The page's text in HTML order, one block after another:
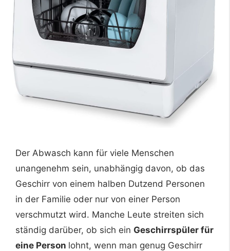
Der Abwasch kann für viele Menschen
unangenehm sein, unabhängig davon, ob das
Geschirr von einem halben Dutzend Personen
in der Familie oder nur von einer Person
verschmutzt wird. Manche Leute streiten sich
ständig darüber, ob sich ein Geschirrspüler für
eine Person lohnt, wenn man genug Geschirr